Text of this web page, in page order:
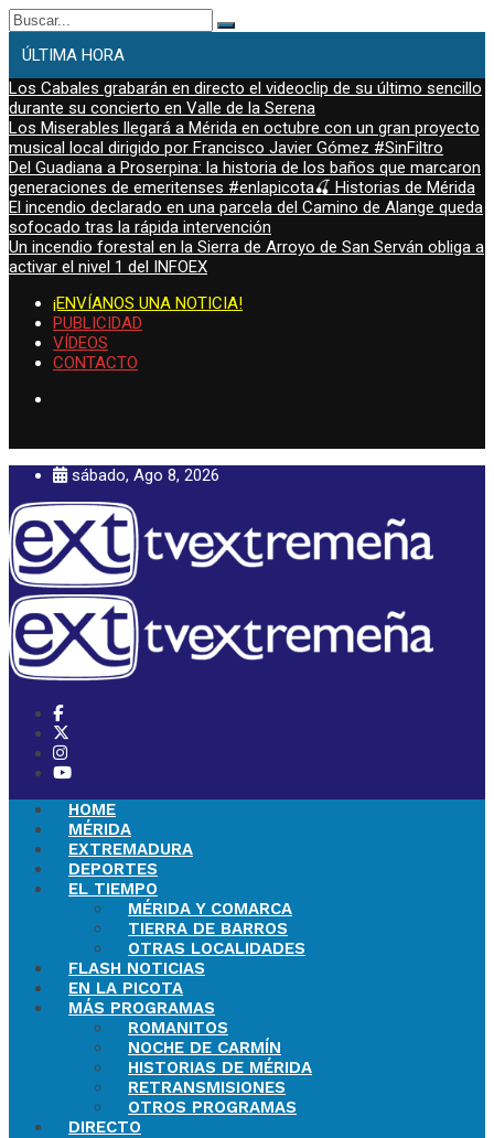
Buscar:
ÚLTIMA HORA
Los Cabales grabarán en directo el videoclip de su último sencillo
durante su concierto en Valle de la Serena
Los Miserables llegará a Mérida en octubre con un gran proyecto
musical local dirigido por Francisco Javier Gómez #SinFiltro
Del Guadiana a Proserpina: la historia de los baños que marcaron
generaciones de emeritenses #enlapicota🍒 Historias de Mérida
El incendio declarado en una parcela del Camino de Alange queda
sofocado tras la rápida intervención
Un incendio forestal en la Sierra de Arroyo de San Serván obliga a
activar el nivel 1 del INFOEX
¡ENVÍANOS UNA NOTICIA!
PUBLICIDAD
VÍDEOS
CONTACTO
sábado, Ago 8, 2026
HOME
MÉRIDA
EXTREMADURA
DEPORTES
EL TIEMPO
MÉRIDA Y COMARCA
TIERRA DE BARROS
OTRAS LOCALIDADES
FLASH NOTICIAS
EN LA PICOTA
MÁS PROGRAMAS
ROMANITOS
NOCHE DE CARMÍN
HISTORIAS DE MÉRIDA
RETRANSMISIONES
OTROS PROGRAMAS
DIRECTO